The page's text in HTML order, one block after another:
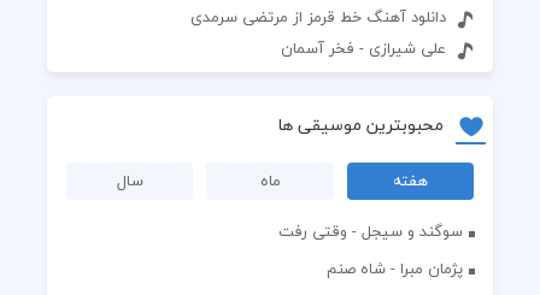
دانلود آهنگ خط قرمز از مرتضی سرمدی
علی شیرازی - فخر آسمان
محبوبترین موسیقی ها
هفته ماه
سال
سوگند و سیجل - وقتی رفت
پژمان مبرا - شاه صنم